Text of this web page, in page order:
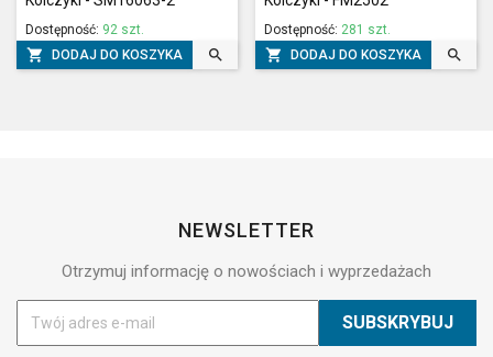
Dostępność: 92 szt.
 DODAJ DO KOSZYKA 
Dostępność: 281 szt.
 DODAJ DO KOSZYKA 
NEWSLETTER
Otrzymuj informację o nowościach i wyprzedażach